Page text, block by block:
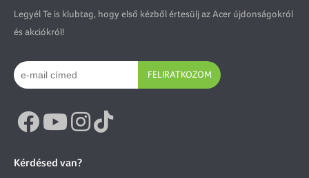
Legyél Te is klubtag, hogy első kézből értesülj az Acer újdonságokról
és akciókról!
FELIRATKOZOM
Kérdésed van?